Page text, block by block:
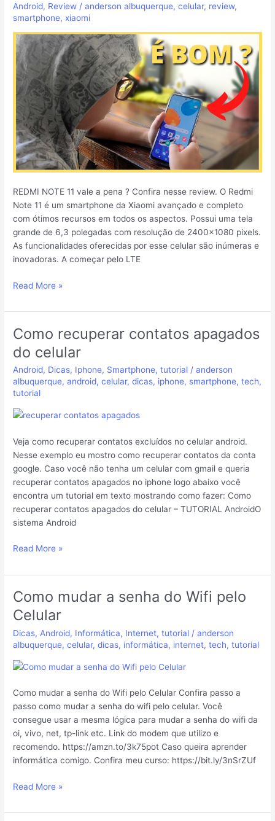
Android, Review /anderson albuquerque,celular, review,
smartphone, xiaomi
REDMI NOTE 11 vale a pena ? Confira nesse review. O Redmi
Note 11 é um smartphone da Xiaomi avançado e completo
com ótimos recursos em todos os aspectos. Possui uma tela
grande de 6,3 polegadas com resolução de 2400×1080 pixels.
As funcionalidades oferecidas por esse celular são inúmeras e
inovadoras. A começar pelo LTE
é
bom?
Vale
pena?
Confira
nesse
review
Read More »
Como recuperar contatos apagados
do celular
Android, Dicas, Iphone, Smartphone,tutorial /anderson
albuquerque,android,celular,dicas, iphone, smartphone,tech,
tutorial
Veja como recuperar contatos excluídos no celular android.
Nesse exemplo eu mostro como recuperar contatos da conta
google. Caso você não tenha um celular com gmail e queria
recuperar contatos apagados no iphone logo abaixo você
encontra um tutorial em texto mostrando como fazer: Como
recuperar contatos apagados do celular – TUTORIAL AndroidO
sistema Android
Como
recuperar
contatos
apagados
do
celular
Read More »
Como mudar a senha do Wifi pelo
Celular
Dicas, Android, Informática, Internet,tutorial /anderson
albuquerque,celular,dicas, informática, internet,tech,tutorial
Como mudar a senha do Wifi pelo Celular Confira passo a
passo como mudar a senha do wifi pelo celular. Você
consegue usar a mesma lógica para mudar a senha do wifi da
oi, vivo, net, tp-link etc. Link do modem que utilizo e
recomendo. https://amzn.to/3k75pot Caso queira aprender
informática comigo. Confira meu curso: https://bit.ly/3nSrZUf
Como
mudar
a
senha
do
Wifi
Celular
Read More »